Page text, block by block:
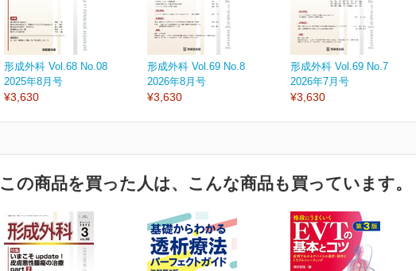
形成外科 Vol.68 No.08
2025年8月号
¥3,630
形成外科 Vol.69 No.8
2026年8月号
¥3,630
形成外科 Vol.69 No.7
2026年7月号
¥3,630
この商品を買った人は、こんな商品も買っています。